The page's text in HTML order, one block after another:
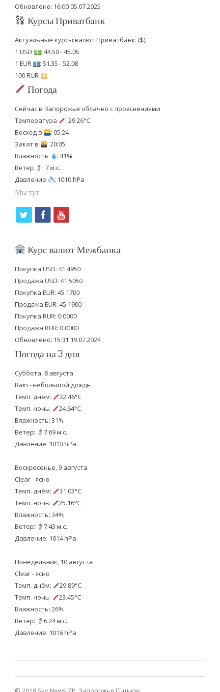
Обновлено: 16:00 05.07.2025
Курсы Приватбанк
Актуальные курсы валют Приватбанк: ($)
1 USD
: 44.50 - 45.05
1 EUR
: 51.35 - 52.08
100 RUR
: -
Погода
Сейчас в Запорожье облачно с прояснениями
Температура
: 29.26°C
Восход в
: 05:24
Закат в
: 20:05
Влажность
: 41%
Ветер
: 7 м.с.
Давление
: 1010 hPa
Мы тут
i
t
e
r
f
c
b
o
o
k
y
u
u
b
e
Курс валют Межбанка
Покупка USD: 41.4950
Продажа USD: 41.5050
Покупка EUR: 45.1700
Продажа EUR: 45.1900
Покупка RUR: 0.0000
Продажа RUR: 0.0000
Обновлено: 15:31 19.07.2024
Погода на 3 дня
Суббота, 8 августа
Rain - небольшой дождь
Темп. днём:
32.46°C
Темп. ночь:
24.64°C
Влажность: 31%
Ветер:
7.69 м.с.
Давление: 1010 hPa
Воскресенье, 9 августа
Clear - ясно
Темп. днём:
31.03°C
Темп. ночь:
25.16°C
Влажность: 34%
Ветер:
7.43 м.с.
Давление: 1014 hPa
Понедельник, 10 августа
Clear - ясно
Темп. днём:
29.89°C
Темп. ночь:
23.45°C
Влажность: 26%
Ветер:
6.24 м.с.
Давление: 1016 hPa